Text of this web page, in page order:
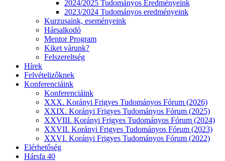
2024/2025 Tudományos Eredményeink
2023/2024 Tudományos eredményeink
Kurzusaink, eseményeink
Hársalkodó
Mentor Program
Kiket várunk?
Felszereltség
Hírek
Felvételizőknek
Konferenciáink
Konferenciáink
XXX. Korányi Frigyes Tudományos Fórum (2026)
XXIX. Korányi Frigyes Tudományos Fórum (2025)
XXVIII. Korányi Frigyes Tudományos Fórum (2024)
XXVII. Korányi Frigyes Tudományos Fórum (2023)
XXVI. Korányi Frigyes Tudományos Fórum (2022)
Elérhetőség
Hársfa 40